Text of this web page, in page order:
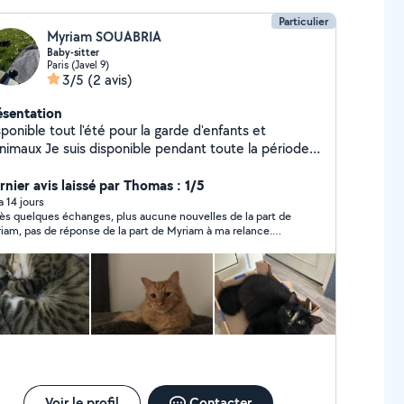
Particulier
Myriam SOUABRIA
Baby-sitter
Paris (Javel 9)
3/5 (2 avis)
tout l'été pour la garde d'enfants et
pendant toute la période
ainsi que pour la garde de vos animaux.
vécu avec des chats, je sais très bien m'en
et répondre à leurs besoins avec attention et
Concernant les enfants, j'ai déjà de
dans la garde régulière et occasionnelle.
responsable et à l'écoute, j'entretiens de très
relations avec les enfants et veille à leur
tout en leur proposant des activités adaptées.
pas à me contacter pour plus d'informations
avis laissé par Thomas : 1/5
14 jours
quelques échanges, plus aucune nouvelles de la part de
pas de réponse de la part de Myriam à ma relance.